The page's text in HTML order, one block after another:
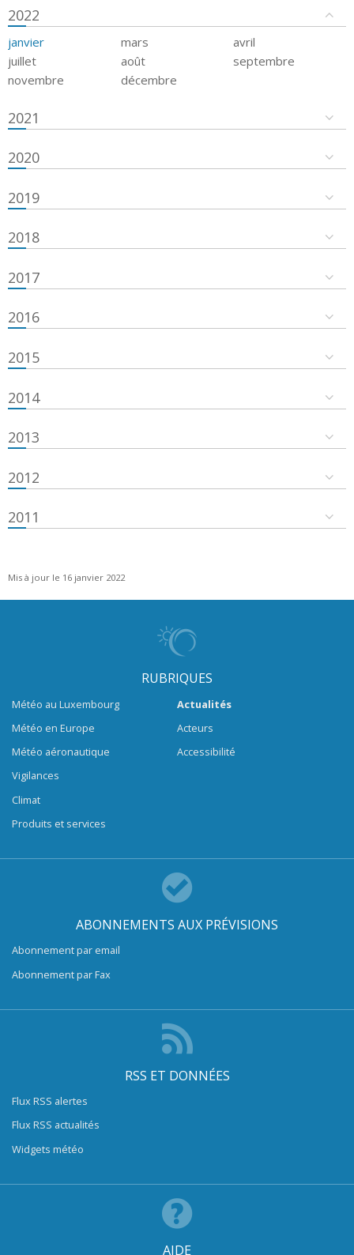
2022
janvier mars
avril
juillet
août
septembre
novembre
décembre
2021
2020
2019
2018
2017
2016
2015
2014
2013
2012
2011
Mis à jour le 16 janvier 2022
RUBRIQUES
Météo au Luxembourg
Météo en Europe
Météo aéronautique
Vigilances
Climat
Produits et services
Actualités
Acteurs
Accessibilité
ABONNEMENTS AUX PRÉVISIONS
Abonnement par email
Abonnement par Fax
RSS ET DONNÉES
Flux RSS alertes
Flux RSS actualités
Widgets météo
AIDE